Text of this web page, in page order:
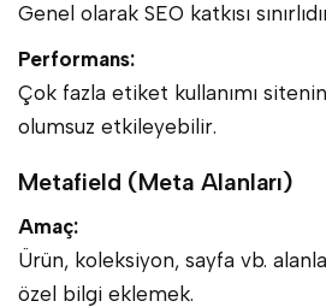
Genel olarak SEO katkısı
Performans:
Çok fazla etiket kullanımı
olumsuz etkileyebilir.
Metafield (Meta Alanları)
Amaç:
Ürün, koleksiyon, sayfa vb.
özel bilgi eklemek.